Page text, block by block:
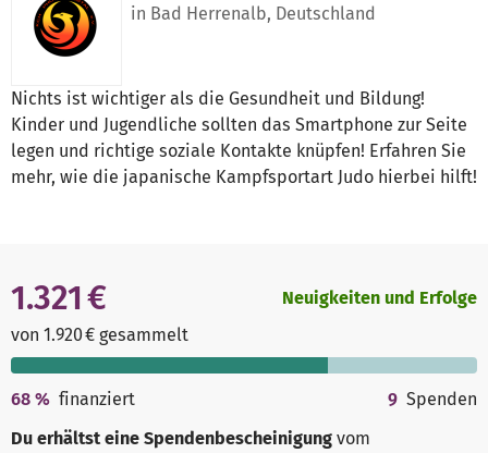
in Bad Herrenalb, Deutschland
Nichts ist wichtiger als die Gesundheit und Bildung!
Kinder und Jugendliche sollten das Smartphone zur Seite
legen und richtige soziale Kontakte knüpfen! Erfahren Sie
mehr, wie die japanische Kampfsportart Judo hierbei hilft!
1.321 €
von 1.920 € gesammelt
Neuigkeiten und Erfolge
68 % finanziert 9 Spenden
Du erhältst eine Spendenbescheinigung vom